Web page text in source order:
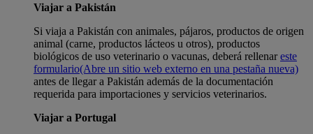
Viajar a Pakistán
Si viaja a Pakistán con animales, pájaros, productos de origen
animal (carne, productos lácteos u otros), productos
biológicos de uso veterinario o vacunas, deberá rellenareste
formulario(Abre un sitio web externo en una pestaña nueva)
antes de llegar a Pakistán además de la documentación
requerida para importaciones y servicios veterinarios.
Viajar a Portugal